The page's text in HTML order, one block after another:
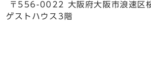
〒556-0022 大阪府大阪市浪速区
ゲストハウス3階